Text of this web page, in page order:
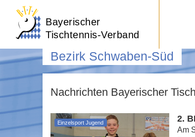
Bayerischer
Tischtennis-Verband
Bezirk Schwaben-Süd
Nachrichten Bayerischer
Einzelsport Jugend 2.
Am